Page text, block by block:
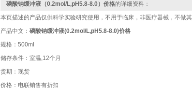
磷酸钠缓冲液（0.2mol/L,pH5.8-8.0）价格的详细资料：
本页描述的产品仅供科学实验研究使用，不用于临床，非医疗器械，不做其
产品中文： 磷酸钠缓冲液(0.2mol/L,pH5.8-8.0)价格
规格：500ml
储存条件：室温,12个月
货期：现货
价格：电联销售有折扣